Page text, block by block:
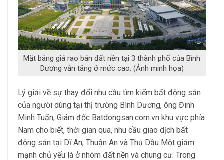
Mặt bằng giá rao bán đất nền tại 3 thành phố của Bình
Dương vẫn tăng ở mức cao. (Ảnh minh họa)
Lý giải về sự thay đổi nhu cầu tìm kiếm bất động sản
của người dùng tại thị trường Bình Dương, ông Đinh
Minh Tuấn, Giám đốc Batdongsan.com.vn khu vực phía
Nam cho biết, thời gian qua, nhu cầu giao dịch bất
động sản tại Dĩ An, Thuận An và Thủ Dầu Một giảm
mạnh chủ yếu là ở nhóm đất nền và chung cư. Trong